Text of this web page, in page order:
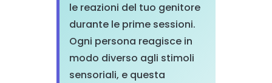
le reazioni del tuo genitore
durante le prime sessioni.
Ogni persona reagisce in
modo diverso agli stimoli
sensoriali, e questa